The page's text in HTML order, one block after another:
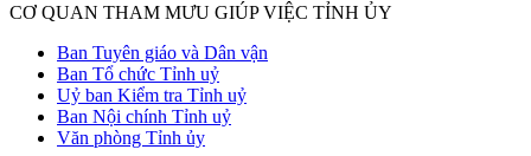
CƠ QUAN THAM MƯU GIÚP VIỆC TỈNH ỦY
Ban Tuyên giáo và Dân vận
Ban Tổ chức Tỉnh uỷ
Uỷ ban Kiểm tra Tỉnh uỷ
Ban Nội chính Tỉnh uỷ
Văn phòng Tỉnh ủy